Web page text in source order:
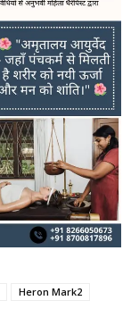
Heron Mark2